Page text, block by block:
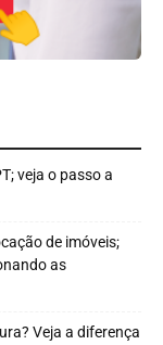
veja o passo a
de imóveis;
as
Veja a diferença